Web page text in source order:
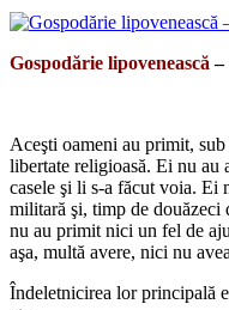
Gospodărie lipovenească –
Aceşti oameni au primit,
libertate religioasă. Ei nu au
casele şi li s-a făcut voia. Ei
militară şi, timp de douăzeci
nu au primit nici un fel de
aşa, multă avere, nici nu
Îndeletnicirea lor principală